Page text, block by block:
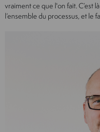
vraiment ce que l'on fait. C’est
l’ensemble du processus, et le